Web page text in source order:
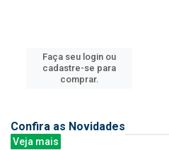
Faça seu login ou
cadastre-se para
comprar.
Confira as Novidades
Veja mais